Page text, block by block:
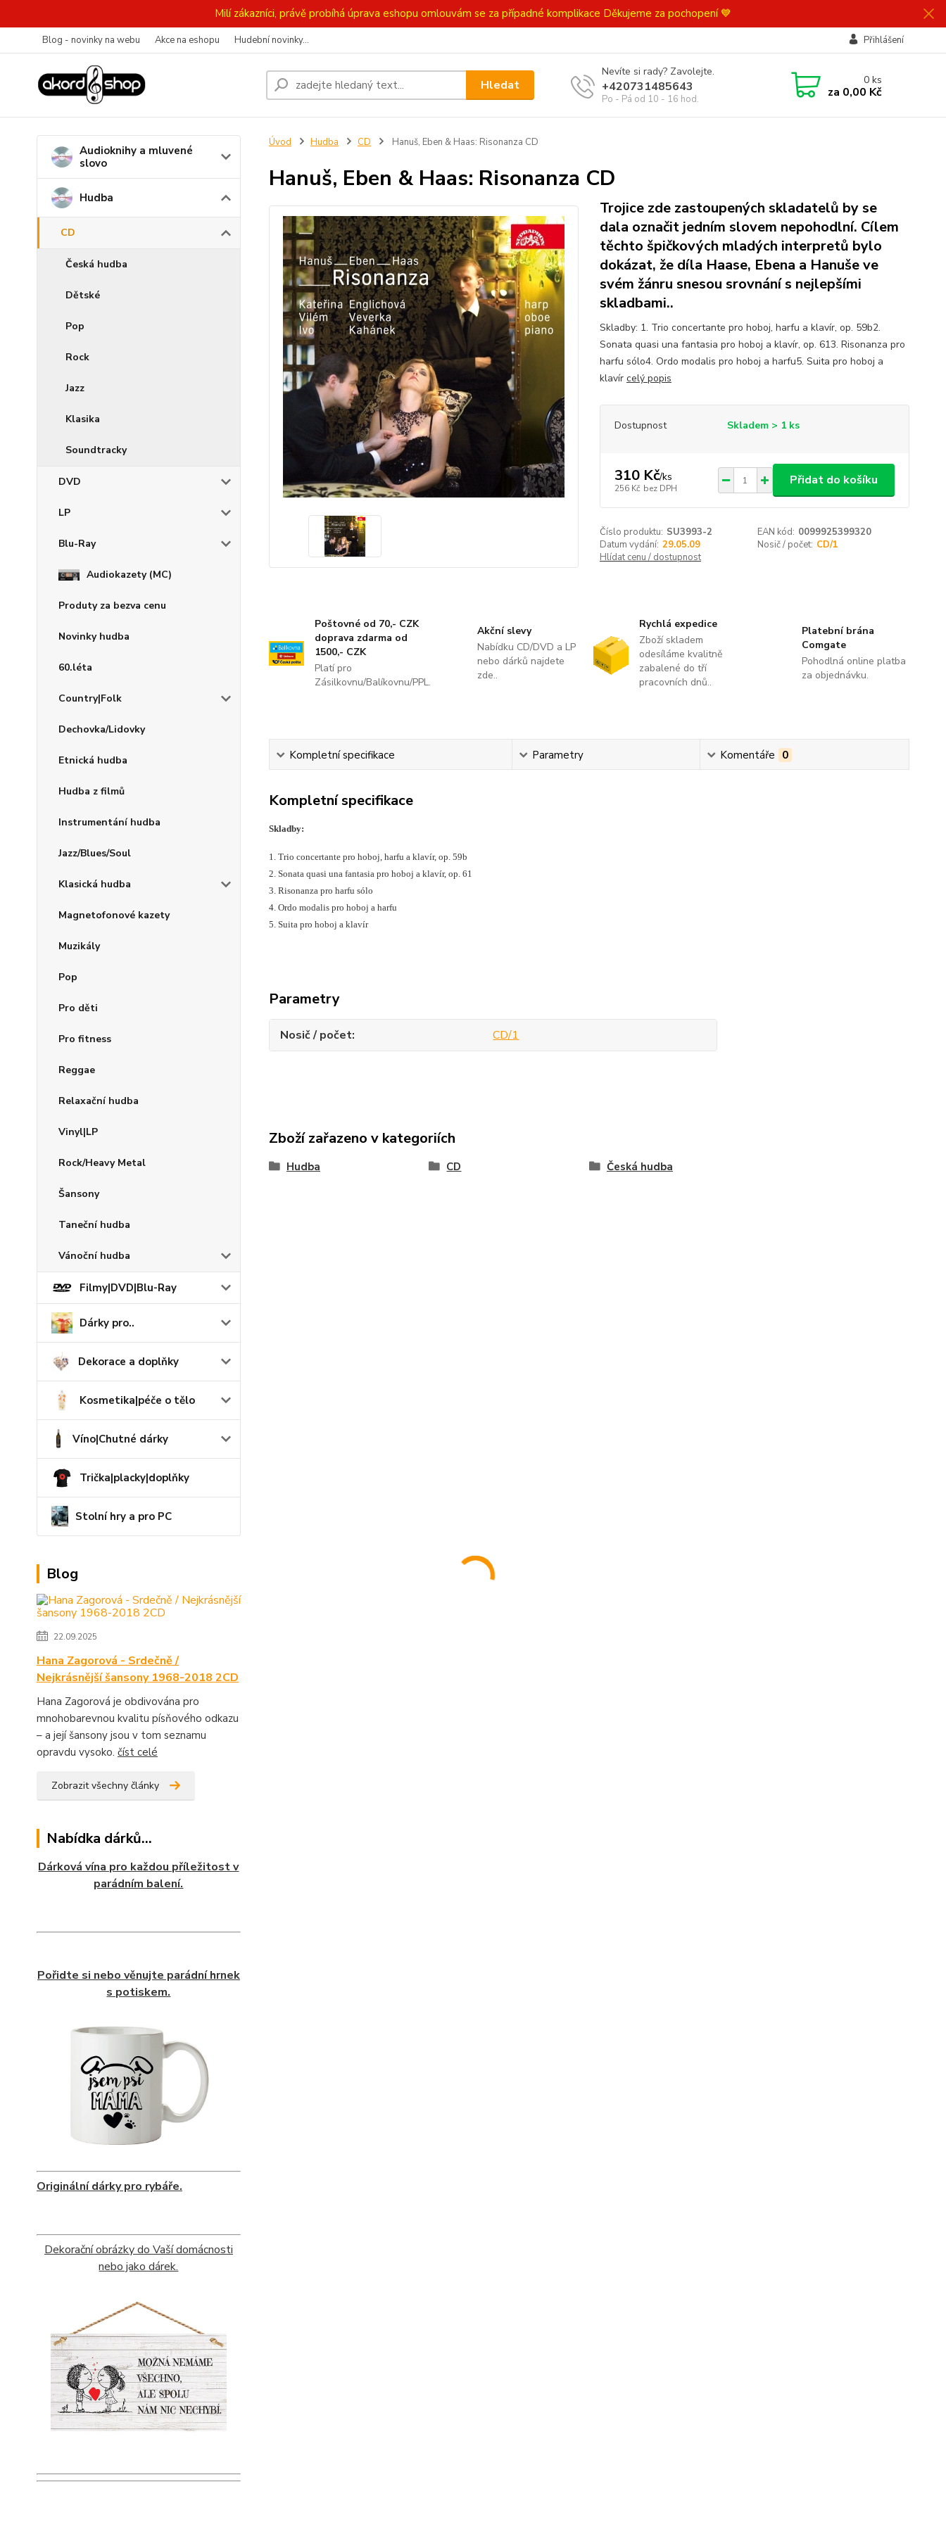
Milí zákazníci, právě probíhá úprava eshopu omlouvám se za případné komplikace Děkujeme za pochopení 💙
Blog - novinky na webu Akce na eshopu Hudební novinky... Přihlášení
Hledat
Nevíte si rady? Zavolejte.
+420731485643
Po - Pá od 10 - 16 hod.
0ks
za 0,00 Kč
Audioknihy a mluvené
slovo
Hudba
CD
Česká hudba
Dětské
Pop
Rock
Jazz
Klasika
Soundtracky
DVD
LP
Blu-Ray
Audiokazety (MC)
Produty za bezva cenu
Novinky hudba
60.léta
Country|Folk
Dechovka/Lidovky
Etnická hudba
Hudba z filmů
Instrumentání hudba
Jazz/Blues/Soul
Klasická hudba
Magnetofonové kazety
Muzikály
Pop
Pro děti
Pro fitness
Reggae
Relaxační hudba
Vinyl|LP
Rock/Heavy Metal
Šansony
Taneční hudba
Vánoční hudba
Filmy|DVD|Blu-Ray
Dárky pro..
Dekorace a doplňky
Kosmetika|péče o tělo
Víno|Chutné dárky
Trička|placky|doplňky
Stolní hry a pro PC
Blog
22.09.2025
Hana Zagorová - Srdečně /
Nejkrásnější šansony 1968-2018 2CD
Hana Zagorová je obdivována pro
mnohobarevnou kvalitu písňového odkazu
– a její šansony jsou v tom seznamu
opravdu vysoko. číst celé
Zobrazit všechny články
Nabídka dárků...
Dárková vína pro každou příležitost v
parádním balení.
Pořidte si nebo věnujte parádní hrnek
s potiskem.
Originální dárky pro rybáře.
Dekorační obrázky do Vaší domácnosti
nebo jako dárek.
Úvod Hudba CD Hanuš, Eben & Haas: Risonanza CD
Hanuš, Eben & Haas: Risonanza CD
Trojice zde zastoupených skladatelů by se
dala označit jedním slovem nepohodlní. Cílem
těchto špičkových mladých interpretů bylo
dokázat, že díla Haase, Ebena a Hanuše ve
svém žánru snesou srovnání s nejlepšími
skladbami..
Skladby: 1. Trio concertante pro hoboj, harfu a klavír, op. 59b2.
Sonata quasi una fantasia pro hoboj a klavír, op. 613. Risonanza pro
harfu sólo4. Ordo modalis pro hoboj a harfu5. Suita pro hoboj a
klavír celý popis
Dostupnost Skladem > 1 ks
310 Kč/ks
256 Kč bez DPH
Přidat do košíku
Číslo produktu: SU3993-2 EAN kód: 0099925399320
Datum vydání: 29.05.09 Nosič / počet: CD/1
Hlídat cenu / dostupnost
Poštovné od 70,- CZK
doprava zdarma od
1500,- CZK
Platí pro
Zásilkovnu/Balíkovnu/PPL.
Akční slevy
Nabídku CD/DVD a LP
nebo dárků najdete
zde..
Rychlá expedice
Zboží skladem
odesíláme kvalitně
zabalené do tří
pracovních dnů..
Platební brána
Comgate
Pohodlná online platba
za objednávku.
Kompletní specifikace Parametry Komentáře 0
Kompletní specifikace
Skladby:
1. Trio concertante pro hoboj, harfu a klavír, op. 59b
2. Sonata quasi una fantasia pro hoboj a klavír, op. 61
3. Risonanza pro harfu sólo
4. Ordo modalis pro hoboj a harfu
5. Suita pro hoboj a klavír
Parametry
Nosič / počet CD/1
Zboží zařazeno v kategoriích
Hudba CD Česká hudba